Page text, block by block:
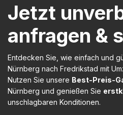
Jetzt
anfragen &
Entdecken Sie, wie einfach und
Nürnberg nach Fredrikstad mit
Nutzen Sie unsere Best-Preis-
Nürnberg und genießen Sie
unschlagbaren Konditionen.